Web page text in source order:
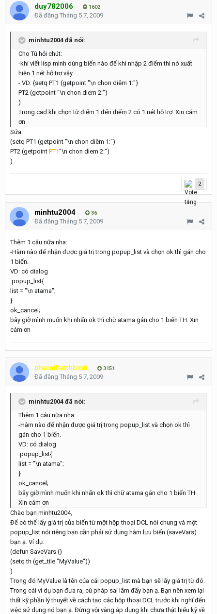
duy782006 1602
Đã đăng Tháng 5 7, 2009
minhtu2004 đã nói:
Cho Tú hỏi chút:
-khi viết lisp mình dùng biến nào để khi nhập 2 điểm thì nó xuất
hiện 1 nét hỗ trợ vậy.
- VD: (setq PT1 (getpoint "\n chon diêm 1:")
PT2 (getpoint "\n chon diem 2:")
)
Trong cad khi chọn từ điểm 1 đến điểm 2 có 1 nét hỗ trợ. Xin cám
ơn
Sửa:
(setq PT1 (getpoint "\n chon diêm 1:")
PT2 (getpoint PT1"\n chon diem 2:")
)
2
minhtu2004 36
Đã đăng Tháng 5 7, 2009
Thêm 1 câu nữa nha:
-Hàm nào để nhận được giá trị trong popup_list và chọn ok thì gán cho
1 biến.
VD: có dialog
:popup_list{
list = "\n atama";
}
ok_cancel;
bây giờ mình muốn khi nhấn ok thì chữ atama gán cho 1 biến TH. Xin
cám ơn
phamthanhbinh 3151
Đã đăng Tháng 5 7, 2009
minhtu2004 đã nói:
Thêm 1 câu nữa nha:
-Hàm nào để nhận được giá trị trong popup_list và chọn ok thì
gán cho 1 biến.
VD: có dialog
:popup_list{
list = "\n atama";
}
ok_cancel;
bây giờ mình muốn khi nhấn ok thì chữ atama gán cho 1 biến TH.
Xin cám ơn
Chào bạn minhtu2004,
Để có thể lấy giá trị của biến từ một hộp thoại DCL nói chung và một
popup_list nói riêng bạn cần phải sử dụng hàm lưu biến (saveVars)
bạn ạ. Ví dụ:
(defun SaveVars ()
(setq th (get_tile "MyValue"))
)
Trong đó MyValue là tên của cái popup_list mà bạn sẽ lấy giá trị từ đó.
Trong cái ví dụ bạn đưa ra, cú pháp sai lắm đấy bạn ạ. Bạn nên xem lại
thất kỹ phần lý thuyết về cách tạo các hộp thoại DCL trước khi nghĩ đến
việc sử dụng nó bạn ạ. Đừng vội vàng áp dụng khi chưa thật hiểu kỹ về